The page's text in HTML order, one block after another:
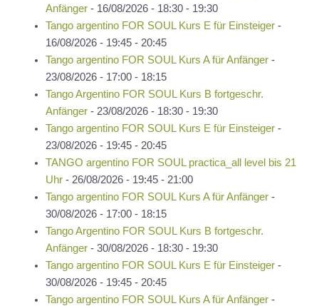
Anfänger- 16/08/2026 - 18:30 - 19:30
Tango argentino FOR SOUL Kurs E für Einsteiger-
16/08/2026 - 19:45 - 20:45
Tango argentino FOR SOUL Kurs A für Anfänger-
23/08/2026 - 17:00 - 18:15
Tango Argentino FOR SOUL Kurs B fortgeschr.
Anfänger- 23/08/2026 - 18:30 - 19:30
Tango argentino FOR SOUL Kurs E für Einsteiger-
23/08/2026 - 19:45 - 20:45
TANGO argentino FOR SOUL practica_all level bis 21
Uhr- 26/08/2026 - 19:45 - 21:00
Tango argentino FOR SOUL Kurs A für Anfänger-
30/08/2026 - 17:00 - 18:15
Tango Argentino FOR SOUL Kurs B fortgeschr.
Anfänger- 30/08/2026 - 18:30 - 19:30
Tango argentino FOR SOUL Kurs E für Einsteiger-
30/08/2026 - 19:45 - 20:45
Tango argentino FOR SOUL Kurs A für Anfänger-